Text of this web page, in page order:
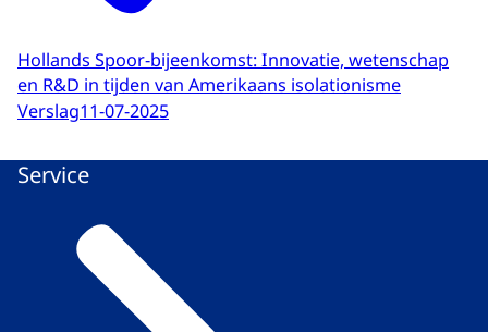
Hollands Spoor-bijeenkomst: Innovatie, wetenschap
en R&D in tijden van Amerikaans isolationisme
Verslag11-07-2025
Service